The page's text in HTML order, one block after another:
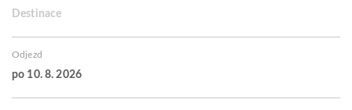
Destinace
Odjezd
po 10. 8. 2026